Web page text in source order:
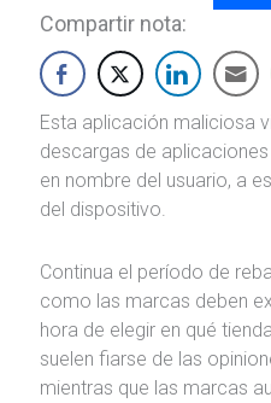
Compartir nota:
Esta aplicación maliciosa
descargas de
en nombre del usuario, a
del dispositivo.
Continua el período de
como las marcas deben
hora de elegir en qué
suelen fiarse de las
mientras que las marcas